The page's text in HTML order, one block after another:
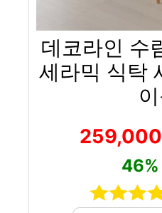
데코라인 수
세라믹 식탁
46%